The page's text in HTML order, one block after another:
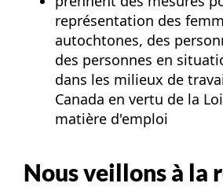
représentation des
autochtones, des
des personnes en
dans les milieux de
Canada en vertu de la
matière d'emploi
Nous veillons à la